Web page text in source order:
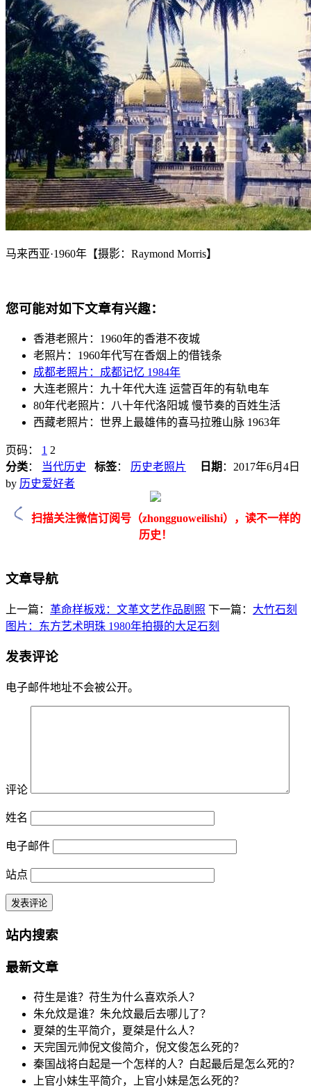
马来西亚·1960年【摄影：Raymond Morris】
您可能对如下文章有兴趣：
香港老照片：1960年的香港不夜城
老照片：1960年代写在香烟上的借钱条
成都老照片：成都记忆 1984年
大连老照片：九十年代大连 运营百年的有轨电车
80年代老照片：八十年代洛阳城 慢节奏的百姓生活
西藏老照片：世界上最雄伟的喜马拉雅山脉 1963年
页码： 1 2
分类： 当代历史 标签： 历史老照片 日期 ： 2017年6月4日
by 历史爱好者
扫描关注微信订阅号（zhongguoweilishi），读不一样的
历史！
文章导航
上一篇： 革命样板戏：文革文艺作品剧照 下一篇： 大竹石刻
图片：东方艺术明珠 1980年拍摄的大足石刻
发表评论
电子邮件地址不会被公开。
评论
姓名
电子邮件
站点
站内搜索
最新文章
苻生是谁？苻生为什么喜欢杀人？
朱允炆是谁？朱允炆最后去哪儿了？
夏桀的生平简介，夏桀是什么人？
天完国元帅倪文俊简介，倪文俊怎么死的？
秦国战将白起是一个怎样的人？白起最后是怎么死的？
上官小妹生平简介，上官小妹是怎么死的？